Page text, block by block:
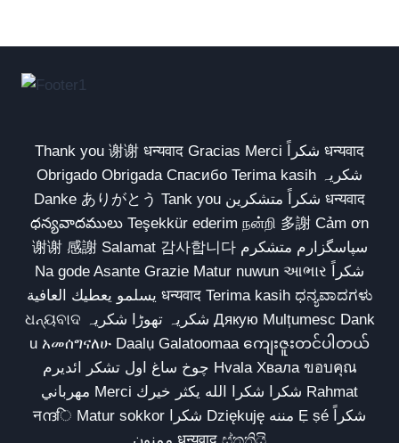
Thank you 谢谢 धन्यवाद Gracias Merci شكراً धन्यवाद
Obrigado Obrigada Спасибо Terima kasih شکریہ
Danke ありがとう Tank you شكراً متشكرين धन्यवाद
ధన్యవాదములు Teşekkür ederim நன்றி 多謝 Cảm ơn
谢谢 感謝 Salamat 감사합니다 سپاسگزارم متشکرم
Na gode Asante Grazie Matur nuwun આભાર شكراً
يسلمو يعطيك العافية धन्यवाद Terima kasih ಧನ್ಯವಾದಗಳು
ଧନ୍ୟବାଦ شکریہ تھوڑا شکریہ Дякую Mulțumesc Dank
u አመሰግናለሁ Daalụ Galatoomaa ကျေးဇူးတင်ပါတယ်
چوخ ساغ اول تشکر ائدیرم Hvala Хвала ขอบคุณ
مهرباني Merci شكرا شكرا الله يكثر خيرك Rahmat
नന്ദि Matur sokkor شكرا Dziękuję مننه Ẹ ṣé شكراً